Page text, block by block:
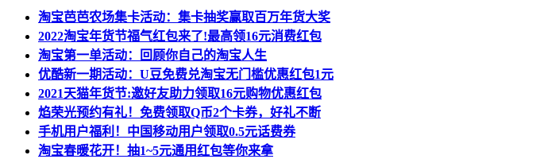
淘宝芭芭农场集卡活动：集卡抽奖赢取百万年货大奖
2022淘宝年货节福气红包来了!最高领16元消费红包
淘宝第一单活动：回顾你自己的淘宝人生
优酷新一期活动：U豆免费兑淘宝无门槛优惠红包1元
2021天猫年货节:邀好友助力领取16元购物优惠红包
焰荣光预约有礼！免费领取Q币2个卡券，好礼不断
手机用户福利！中国移动用户领取0.5元话费券
淘宝春暖花开！抽1~5元通用红包等你来拿